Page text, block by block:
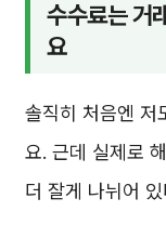
수수료는 거
요
솔직히 처음엔 저
요. 근데 실제로
더 잘게 나뉘어